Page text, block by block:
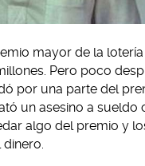
mayor de la
Pero poco
por una parte del
un asesino a sueldo
algo del premio y